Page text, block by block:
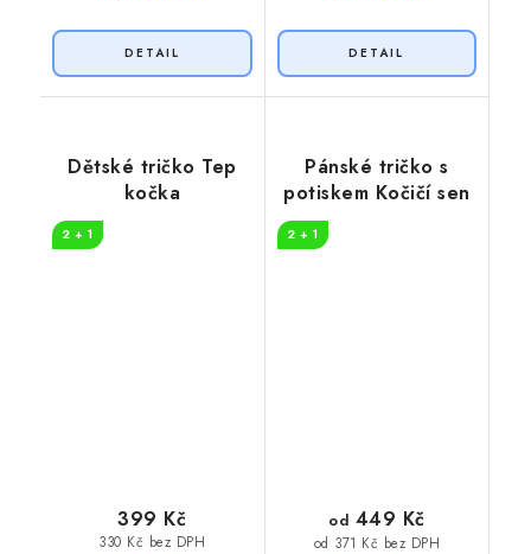
Dětské tričko Tep
kočka
2 + 1
330 Kč bez DPH
399 Kč
Pánské tričko s
potiskem Kočičí sen
2 + 1
od 371 Kč bez DPH
od 449 Kč